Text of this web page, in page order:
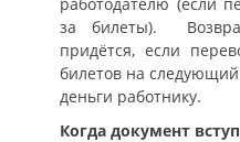
за билеты).
придётся, если
билетов на
деньги работнику.
Когда документ